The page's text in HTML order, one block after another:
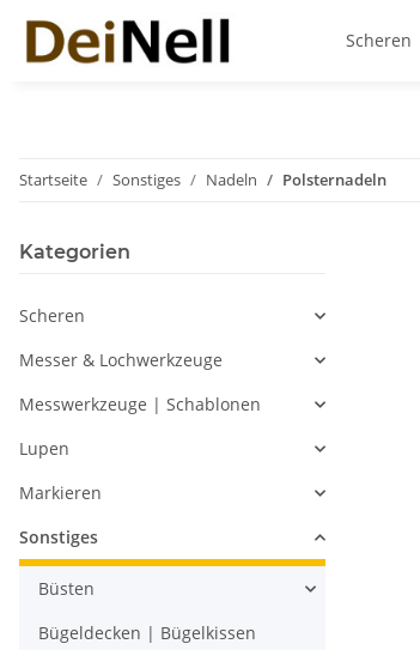
Scheren
Startseite Sonstiges Nadeln Polsternadeln
Kategorien
Scheren
Messer & Lochwerkzeuge
Messwerkzeuge | Schablonen
Lupen
Markieren
Sonstiges
Büsten
Bügeldecken | Bügelkissen